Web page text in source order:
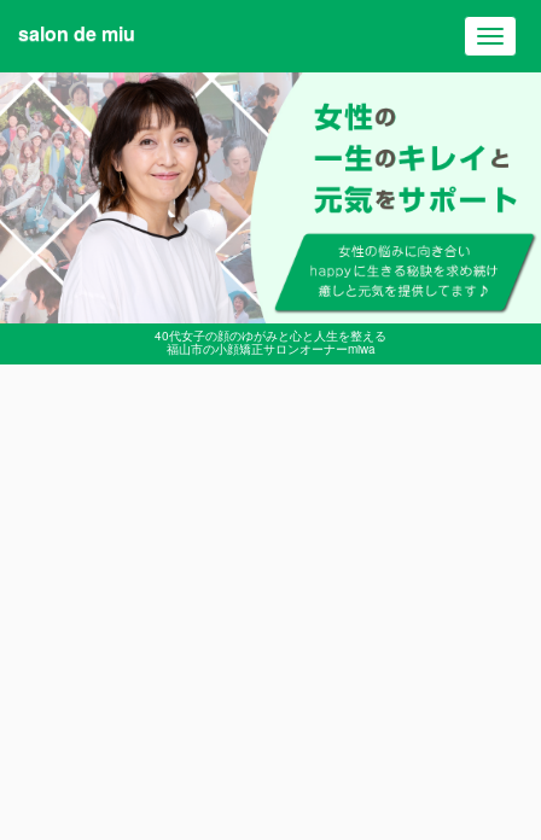
40代女子の顔のゆがみと心と人生を整える
福山市の小顔矯正サロンオーナーmiwa
salon de miu